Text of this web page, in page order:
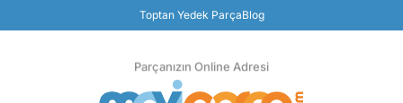
Toptan Yedek ParçaBlog
Ücretsiz İade
Parçanızın Online Adresi